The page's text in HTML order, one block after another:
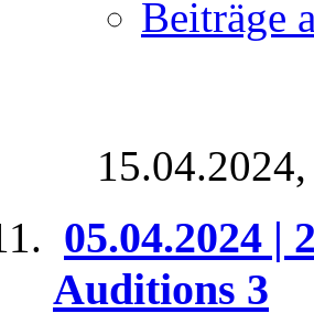
Beiträge
15.04.2024,
05.04.2024 |
Auditions 3